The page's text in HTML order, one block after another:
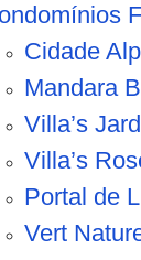
Cidade
Mandara
Villa’s
Villa’s
Portal de
Vert